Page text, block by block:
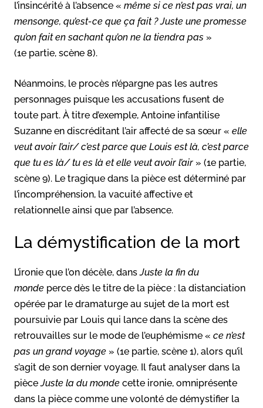
l’insincérité à l’absence « même si ce n’est pas vrai, un
mensonge, qu’est-ce que ça fait ? Juste une promesse
qu’on fait en sachant qu’on ne la tiendra pas »
(1e partie, scène 8).
Néanmoins, le procès n’épargne pas les autres
personnages puisque les accusations fusent de
toute part. À titre d’exemple, Antoine infantilise
Suzanne en discréditant l’air affecté de sa sœur « elle
veut avoir l’air/ c’est parce que Louis est là, c’est parce
que tu es là/ tu es là et elle veut avoir l’air » (1e partie,
scène 9). Le tragique dans la pièce est déterminé par
l’incompréhension, la vacuité affective et
relationnelle ainsi que par l’absence.
La démystification de la mort
L’ironie que l’on décèle, dansJuste la fin du
monde perce dès le titre de la pièce : la distanciation
opérée par le dramaturge au sujet de la mort est
poursuivie par Louis qui lance dans la scène des
retrouvailles sur le mode de l’euphémisme « ce n’est
pas un grand voyage » (1e partie, scène 1), alors qu’il
s’agit de son dernier voyage. Il faut analyser dans la
pièceJuste la du monde cette ironie, omniprésente
dans la pièce comme une volonté de démystifier la